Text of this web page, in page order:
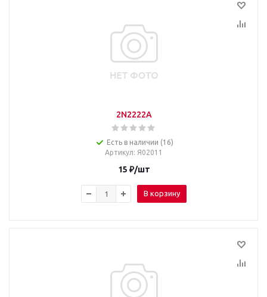
2N2222A
Есть в наличии (16)
Артикул: Я02011
15 ₽/шт
В корзину